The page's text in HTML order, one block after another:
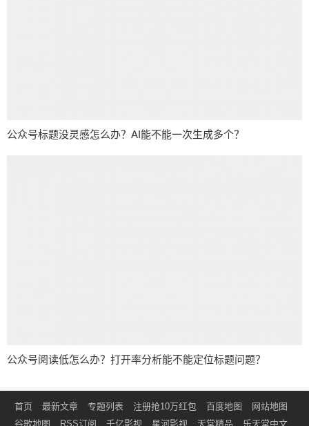
公众号标题没灵感怎么办？AI能不能一次生成多个？
公众号阅读低怎么办？打开率分析能不能定位标题问题？
首页 最新文章 专题列表 注册抢10万红包 百度地图
网站地图
谷歌地图
RSS订阅 千亿影视 星河影视 天堂精品 乐天堂中文